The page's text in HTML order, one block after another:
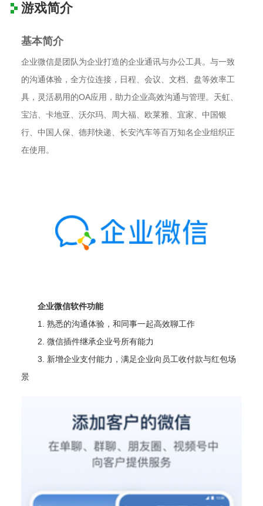
游戏简介
基本简介
企业微信是团队为企业打造的企业通讯与办公工具。与一致
的沟通体验，全方位连接，日程、会议、文档、盘等效率工
具，灵活易用的OA应用，助力企业高效沟通与管理。天虹、
宝洁、卡地亚、沃尔玛、周大福、欧莱雅、宜家、中国银
行、中国人保、德邦快递、长安汽车等百万知名企业组织正
在使用。
企业微信软件功能
1. 熟悉的沟通体验，和同事一起高效聊工作
2. 微信插件继承企业号所有能力
3. 新增企业支付能力，满足企业向员工收付款与红包场
景